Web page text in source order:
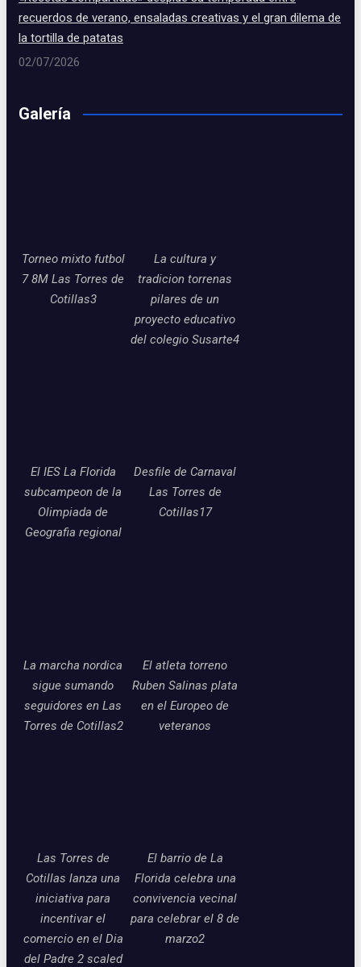
recuerdos de verano, ensaladas creativas y el gran dilema de
la tortilla de patatas
02/07/2026
Galería
Torneo mixto futbol
7 8M Las Torres de
Cotillas3
La cultura y
tradicion torrenas
pilares de un
proyecto educativo
del colegio Susarte4
El IES La Florida
subcampeon de la
Olimpiada de
Geografia regional
Desfile de Carnaval
Las Torres de
Cotillas17
La marcha nordica
sigue sumando
seguidores en Las
Torres de Cotillas2
El atleta torreno
Ruben Salinas plata
en el Europeo de
veteranos
Las Torres de
Cotillas lanza una
iniciativa para
incentivar el
comercio en el Dia
del Padre 2 scaled
El barrio de La
Florida celebra una
convivencia vecinal
para celebrar el 8 de
marzo2